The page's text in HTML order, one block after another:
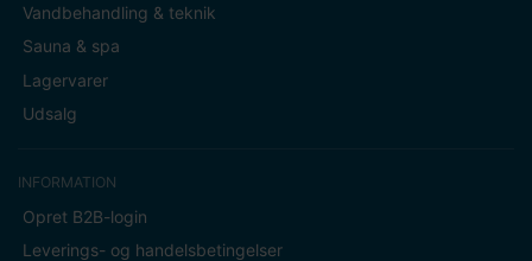
Vandbehandling & teknik
Sauna & spa
Lagervarer
Udsalg
INFORMATION
Opret B2B-login
Leverings- og handelsbetingelser